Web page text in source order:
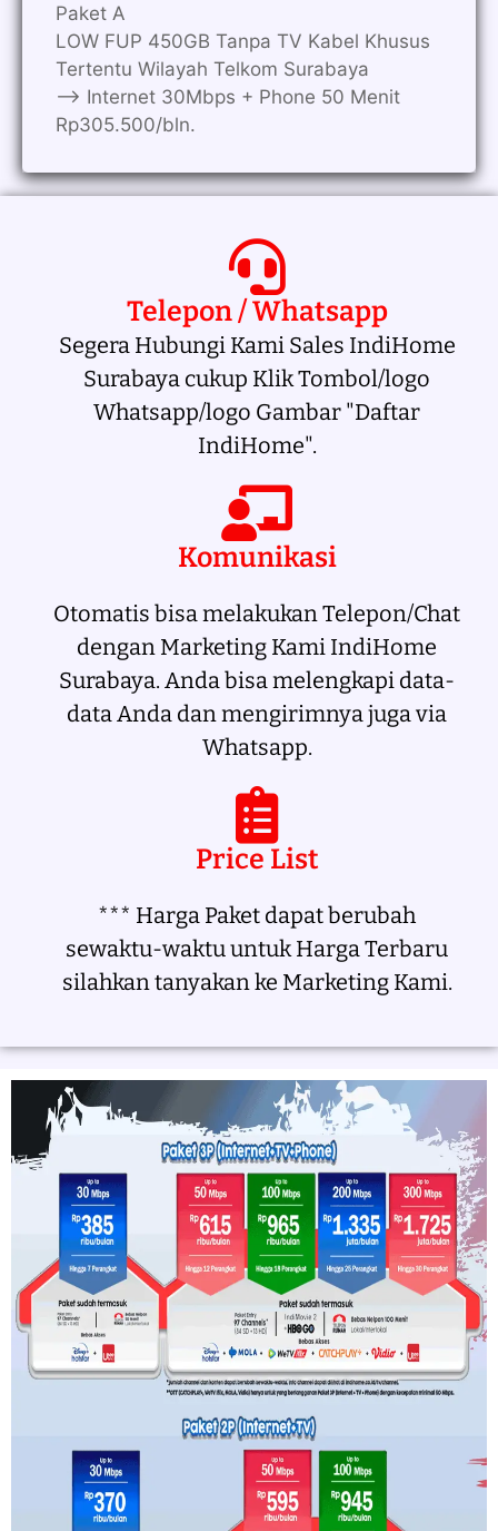
Paket A
LOW FUP 450GB Tanpa TV Kabel Khusus
Tertentu Wilayah Telkom Surabaya
—> Internet 30Mbps + Phone 50 Menit
Rp305.500/bln.
Telepon / Whatsapp
Segera Hubungi Kami Sales IndiHome
Surabaya cukup Klik Tombol/logo
Whatsapp/logo Gambar "Daftar
IndiHome".
Komunikasi
Otomatis bisa melakukan Telepon/Chat
dengan Marketing Kami IndiHome
Surabaya. Anda bisa melengkapi data-
data Anda dan mengirimnya juga via
Whatsapp.
Price List
*** Harga Paket dapat berubah
sewaktu-waktu untuk Harga Terbaru
silahkan tanyakan ke Marketing Kami.